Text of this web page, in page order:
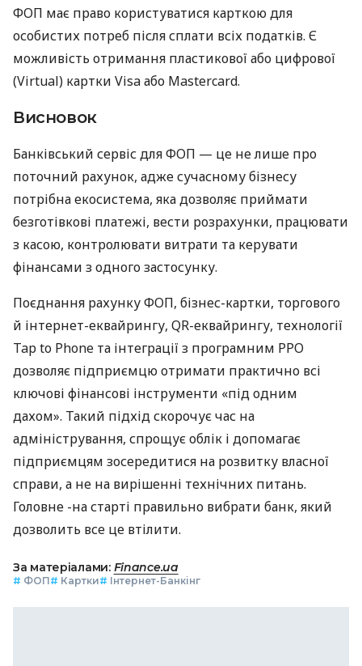
ФОП має право користуватися карткою для
особистих потреб після сплати всіх податків. Є
можливість отримання пластикової або цифрової
(Virtual) картки Visa або Mastercard.
Висновок
Банківський сервіс для ФОП — це не лише про
поточний рахунок, адже сучасному бізнесу
потрібна екосистема, яка дозволяє приймати
безготівкові платежі, вести розрахунки, працювати
з касою, контролювати витрати та керувати
фінансами з одного застосунку.
Поєднання рахунку ФОП, бізнес-картки, торгового
й інтернет-еквайрингу, QR-еквайрингу, технології
Tap to Phone та інтеграції з програмним РРО
дозволяє підприємцю отримати практично всі
ключові фінансові інструменти «під одним
дахом». Такий підхід скорочує час на
адміністрування, спрощує облік і допомагає
підприємцям зосередитися на розвитку власної
справи, а не на вирішенні технічних питань.
Головне -на старті правильно вибрати банк, який
дозволить все це втілити.
За матеріалами: Finance.ua
# ФОП# Картки# Інтернет-Банкінг